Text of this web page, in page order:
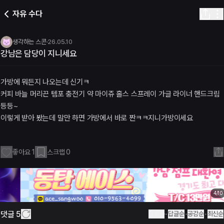
각하는 스콘·
방에 뭐든지 나오는데 신기ㅋ 커피 바늘 머리끈 템포 충전기 약 마이
글(5)
가방에는 보빠 8핀 1개 C타입 1개 컨디션젤리 히말라야 인공눈물 핫
루· 2026년 5월 10일 오후 12:10
담당은 핸드폰만 10개 애지중지 들고다니던데
리치는 백합· 2026년 5월 10일 오전 11:11
운지 목록 | 미드나잇테라스
일리톡 | 미드나잇테라스
이스톡 | 미드나잇테라스
레이스 | 미드나잇테라스
자유 수다
생각하는 스콘·26.05.10
강남은 담당이 지니세요
가방에 뭐든지 나오는데 신기ㅋ
커피 바늘 머리끈 템포 충전기 약 마이쥬 홀스 스프레이 가글 라이너 핸드크림
등등~
이렇게 받아 봤는데 말만 하면 가방에서 바로 짠ㅋㅋ지니가방이세요
좋아요1 스크랩0
4/10
댓글 5 등록순• 답글순•공감순•최신순